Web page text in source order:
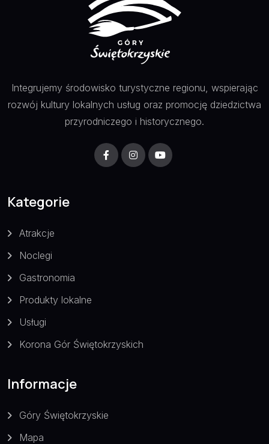
Integrujemy środowisko turystyczne regionu, wspierając
rozwój kultury lokalnych usług oraz promocję dziedzictwa
przyrodniczego i historycznego.
Kategorie
Atrakcje
Noclegi
Gastronomia
Produkty lokalne
Usługi
Korona Gór Świętokrzyskich
Informacje
Góry Świętokrzyskie
Mapa